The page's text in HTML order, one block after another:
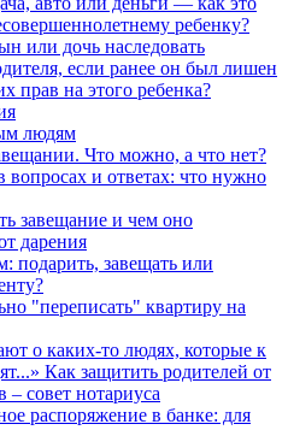
ребенку?
или дочь наследовать
если ранее он был лишен
прав на этого ребенка?
людям
Что можно, а что нет?
вопросах и ответах: что нужно
завещание и чем оно
дарения
подарить, завещать или
"переписать" квартиру на
о каких-то людях, которые к
Как защитить родителей от
совет нотариуса
распоряжение в банке: для